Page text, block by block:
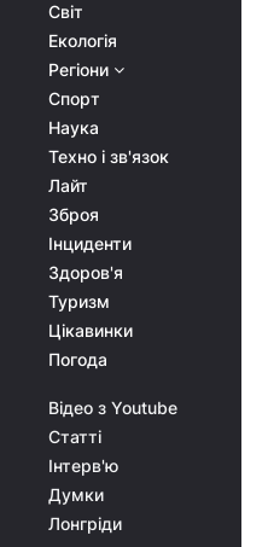
Світ
Екологія
Регіони
Спорт
Наука
Техно і зв'язок
Лайт
Зброя
Інциденти
Здоров'я
Туризм
Цікавинки
Погода
Відео з Youtube
Статті
Інтерв'ю
Думки
Лонгріди